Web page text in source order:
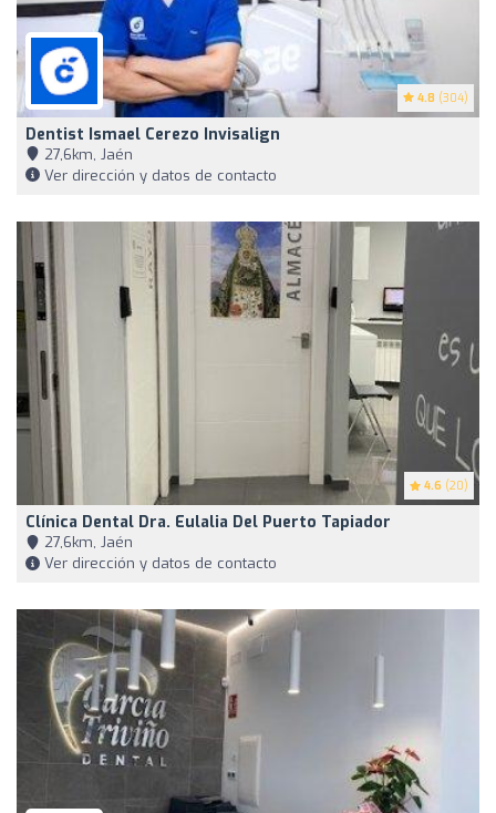
4.8 (304)
Dentist Ismael Cerezo Invisalign
27,6km, Jaén
Ver dirección y datos de contacto
4.6 (20)
Clínica Dental Dra. Eulalia Del Puerto Tapiador
27,6km, Jaén
Ver dirección y datos de contacto